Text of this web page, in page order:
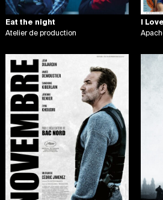
Eat the night
Atelier de production
I